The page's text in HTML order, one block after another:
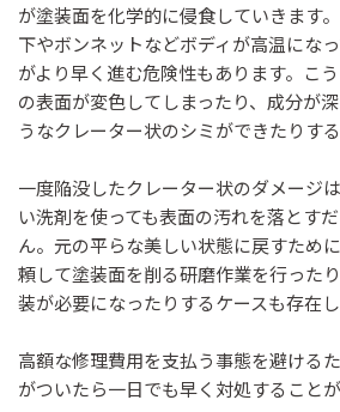
が塗装面を化学的に侵食していきます
下やボンネットなどボディが高温にな
がより早く進む危険性もあります。こ
の表面が変色してしまったり、成分が
うなクレーター状のシミができたりす
一度陥没したクレーター状のダメージ
い洗剤を使っても表面の汚れを落とす
ん。元の平らな美しい状態に戻すため
頼して塗装面を削る研磨作業を行った
装が必要になったりするケースも存在し
高額な修理費用を支払う事態を避ける
がついたら一日でも早く対処することが